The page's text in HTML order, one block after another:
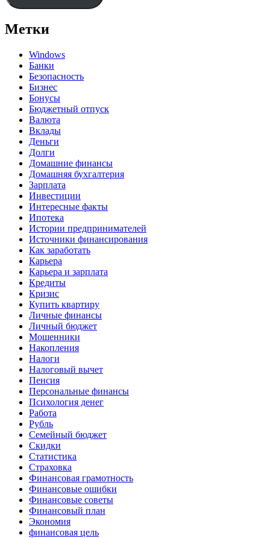
Метки
Windows
Банки
Безопасность
Бизнес
Бонусы
Бюджетный отпуск
Валюта
Вклады
Деньги
Долги
Домашние финансы
Домашняя бухгалтерия
Зарплата
Инвестиции
Интересные факты
Ипотека
Истории предпринимателей
Источники финансирования
Как заработать
Карьера
Карьера и зарплата
Кредиты
Кризис
Купить квартиру
Личные финансы
Личный бюджет
Мошенники
Накопления
Налоги
Налоговый вычет
Пенсия
Персональные финансы
Психология денег
Работа
Рубль
Семейный бюджет
Скидки
Статистика
Страховка
Финансовая грамотность
Финансовые ошибки
Финансовые советы
Финансовый план
Экономия
финансовая цель